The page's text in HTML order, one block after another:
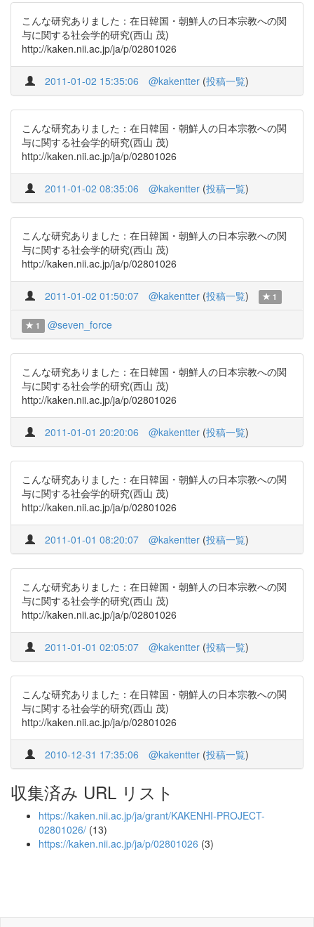
こんな研究ありました：在日韓国・朝鮮人の日本宗教への関
与に関する社会学的研究(西山 茂)
http://kaken.nii.ac.jp/ja/p/02801026
2011-01-02 15:35:06 @kakentter (投稿一覧)
こんな研究ありました：在日韓国・朝鮮人の日本宗教への関
与に関する社会学的研究(西山 茂)
http://kaken.nii.ac.jp/ja/p/02801026
2011-01-02 08:35:06 @kakentter (投稿一覧)
こんな研究ありました：在日韓国・朝鮮人の日本宗教への関
与に関する社会学的研究(西山 茂)
http://kaken.nii.ac.jp/ja/p/02801026
2011-01-02 01:50:07 @kakentter (投稿一覧) 1
1 @seven_force
こんな研究ありました：在日韓国・朝鮮人の日本宗教への関
与に関する社会学的研究(西山 茂)
http://kaken.nii.ac.jp/ja/p/02801026
2011-01-01 20:20:06 @kakentter (投稿一覧)
こんな研究ありました：在日韓国・朝鮮人の日本宗教への関
与に関する社会学的研究(西山 茂)
http://kaken.nii.ac.jp/ja/p/02801026
2011-01-01 08:20:07 @kakentter (投稿一覧)
こんな研究ありました：在日韓国・朝鮮人の日本宗教への関
与に関する社会学的研究(西山 茂)
http://kaken.nii.ac.jp/ja/p/02801026
2011-01-01 02:05:07 @kakentter (投稿一覧)
こんな研究ありました：在日韓国・朝鮮人の日本宗教への関
与に関する社会学的研究(西山 茂)
http://kaken.nii.ac.jp/ja/p/02801026
2010-12-31 17:35:06 @kakentter (投稿一覧)
収集済み URL リスト
https://kaken.nii.ac.jp/ja/grant/KAKENHI-PROJECT-
02801026/ (13)
https://kaken.nii.ac.jp/ja/p/02801026 (3)